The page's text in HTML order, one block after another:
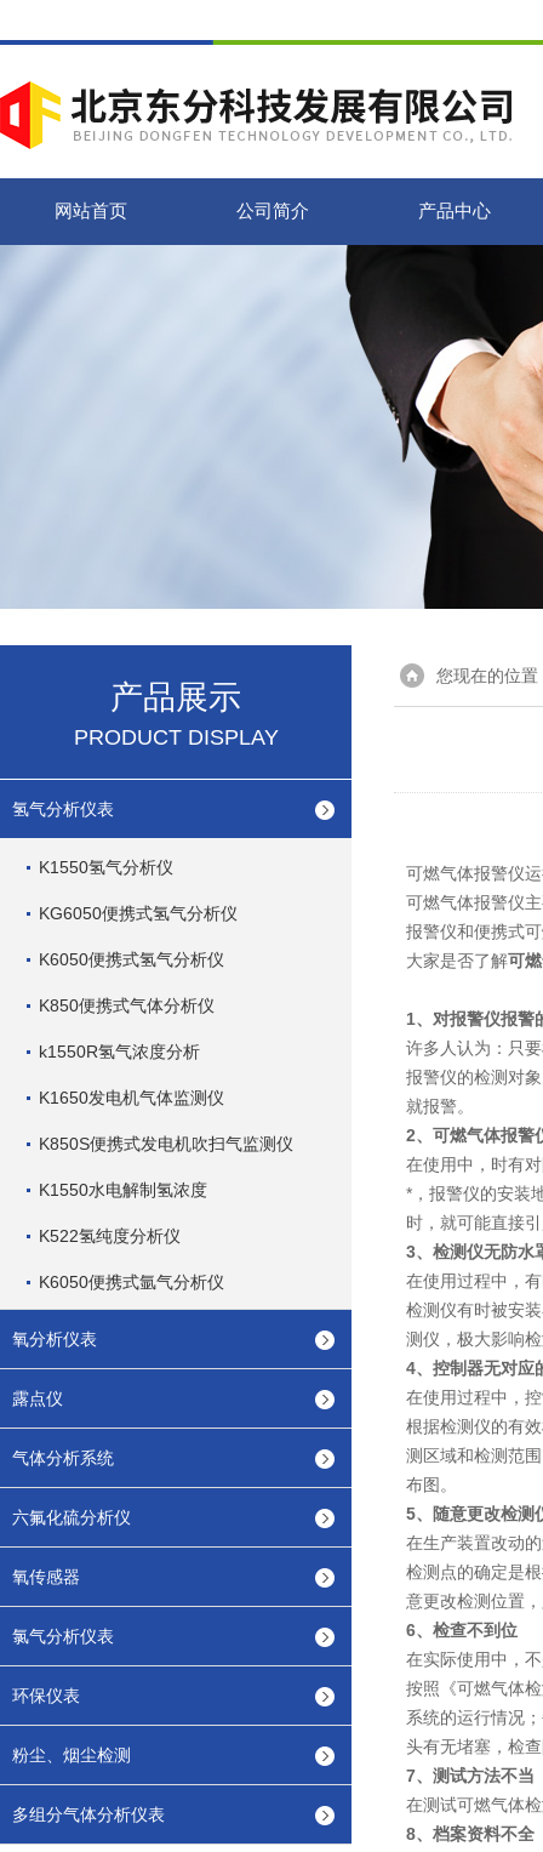
网站首页 公司简介 产品中心
产品展示
PRODUCT DISPLAY
氢气分析仪表
K1550氢气分析仪
KG6050便携式氢气分析仪
K6050便携式氢气分析仪
K850便携式气体分析仪
k1550R氢气浓度分析
K1650发电机气体监测仪
K850S便携式发电机吹扫气监测仪
K1550水电解制氢浓度
K522氢纯度分析仪
K6050便携式氩气分析仪
氧分析仪表
露点仪
气体分析系统
六氟化硫分析仪
氧传感器
氯气分析仪表
环保仪表
粉尘、烟尘检测
多组分气体分析仪表
您现在的位置
可燃气体报警仪
可燃气体报警仪
报警仪和便携式
大家是否了解可
1、对报警仪报警
许多人认为：只
报警仪的检测对
就报警。
2、可燃气体报警
在使用中，时有
*，报警仪的安装
时，就可能直接
3、检测仪无防水
在使用过程中，
检测仪有时被安
测仪，极大影响
4、控制器无对应
在使用过程中，
根据检测仪的有
测区域和检测范
布图。
5、随意更改检测
在生产装置改动
检测点的确定是
意更改检测位置
6、检查不到位
在实际使用中，
按照《可燃气体
系统的运行情况
头有无堵塞，检
7、测试方法不当
在测试可燃气体
8、档案资料不全